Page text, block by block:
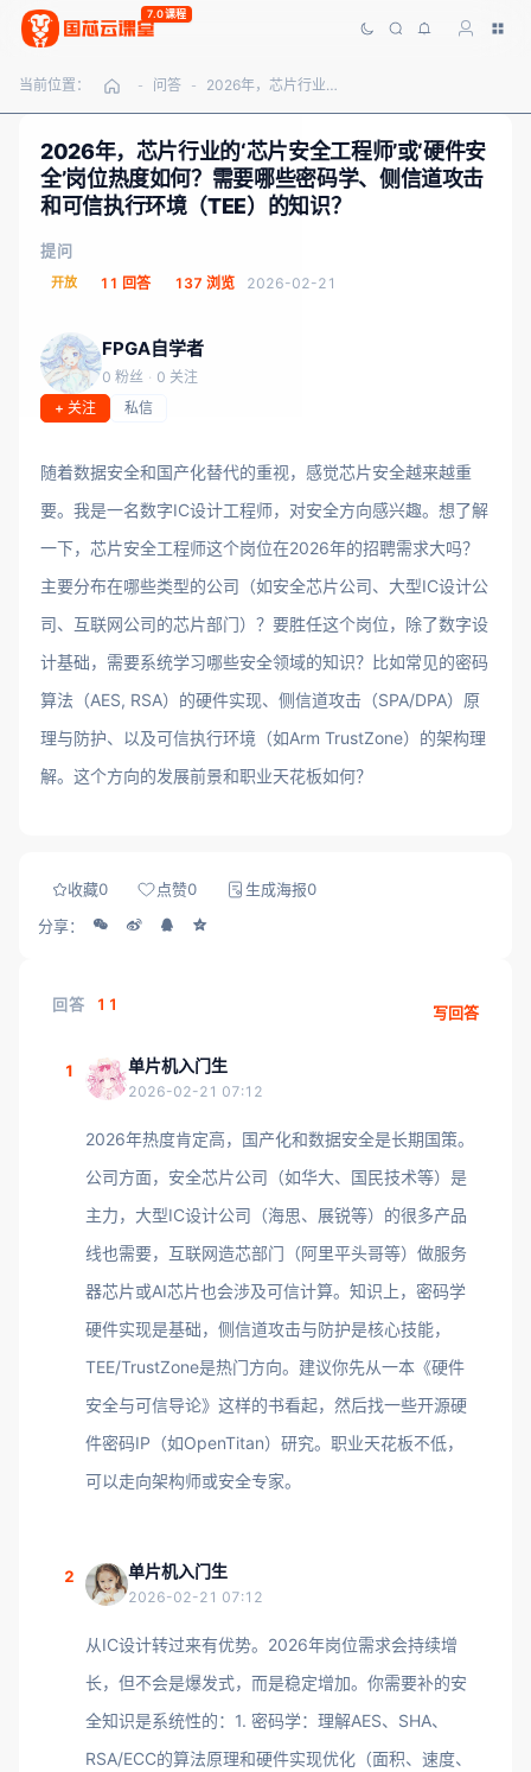
7.0课程
当前位置： - 问答 - 2026年，芯片行业的‘芯片安全工程师’或‘硬件安全’岗位热度如何？需要哪些密码学、侧信道攻击和可信执行环境（TEE）的知识？
2026年，芯片行业的‘芯片安全工程师’或‘硬件安
全’岗位热度如何？需要哪些密码学、侧信道攻击
和可信执行环境（TEE）的知识？
提问
开放 11 回答 137 浏览 2026-02-21
FPGA自学者
0 粉丝 · 0 关注
+ 关注
私信
随着数据安全和国产化替代的重视，感觉芯片安全越来越重
要。我是一名数字IC设计工程师，对安全方向感兴趣。想了解
一下，芯片安全工程师这个岗位在2026年的招聘需求大吗？
主要分布在哪些类型的公司（如安全芯片公司、大型IC设计公
司、互联网公司的芯片部门）？要胜任这个岗位，除了数字设
计基础，需要系统学习哪些安全领域的知识？比如常见的密码
算法（AES, RSA）的硬件实现、侧信道攻击（SPA/DPA）原
理与防护、以及可信执行环境（如Arm TrustZone）的架构理
解。这个方向的发展前景和职业天花板如何？
收藏0 点赞0 生成海报0
分享：
回答 11 写回答
1 单片机入门生
2026-02-21 07:12
2026年热度肯定高，国产化和数据安全是长期国策。
公司方面，安全芯片公司（如华大、国民技术等）是
主力，大型IC设计公司（海思、展锐等）的很多产品
线也需要，互联网造芯部门（阿里平头哥等）做服务
器芯片或AI芯片也会涉及可信计算。知识上，密码学
硬件实现是基础，侧信道攻击与防护是核心技能，
TEE/TrustZone是热门方向。建议你先从一本《硬件
安全与可信导论》这样的书看起，然后找一些开源硬
件密码IP（如OpenTitan）研究。职业天花板不低，
可以走向架构师或安全专家。
2 单片机入门生
2026-02-21 07:12
从IC设计转过来有优势。2026年岗位需求会持续增
长，但不会是爆发式，而是稳定增加。你需要补的安
全知识是系统性的：1. 密码学：理解AES、SHA、
RSA/ECC的算法原理和硬件实现优化（面积、速度、